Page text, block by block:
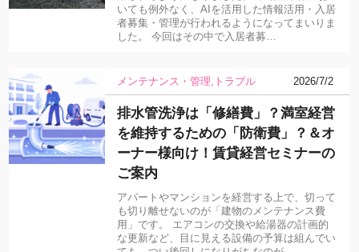
いても例外なく、AIを活用した情報活用・入居
者募集・管理が行われるようになってまいりま
した。 今回はその中で入居者募…
メンテナンス・管理 トラブル 2026/7/2
排水管洗浄は「修繕費」？満室経営
を維持するための「防衛費」？＆オ
ーナー様向け！賃貸経営セミナーの
ご案内
アパートやマンションを経営する上で、切って
も切り離せないのが「建物のメンテナンス費
用」です。 エアコンの交換や給湯器の計画的
な更新など、目に見える設備の予算は組んでい